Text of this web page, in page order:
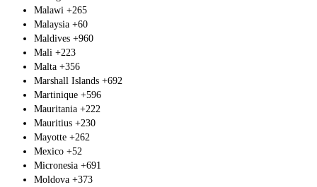
Malawi +265
Malaysia +60
Maldives +960
Mali +223
Malta +356
Marshall Islands +692
Martinique +596
Mauritania +222
Mauritius +230
Mayotte +262
Mexico +52
Micronesia +691
Moldova +373